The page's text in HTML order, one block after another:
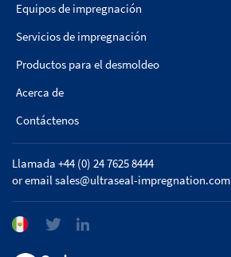
Equipos de impregnación
Servicios de impregnación
Productos para el desmoldeo
Acerca de
Contáctenos
Llamada +44 (0) 24 7625 8444
or emailsales@ultraseal-impregnation.com